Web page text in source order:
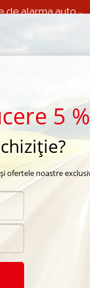
de alarma auto
5 %
ofertele noastre